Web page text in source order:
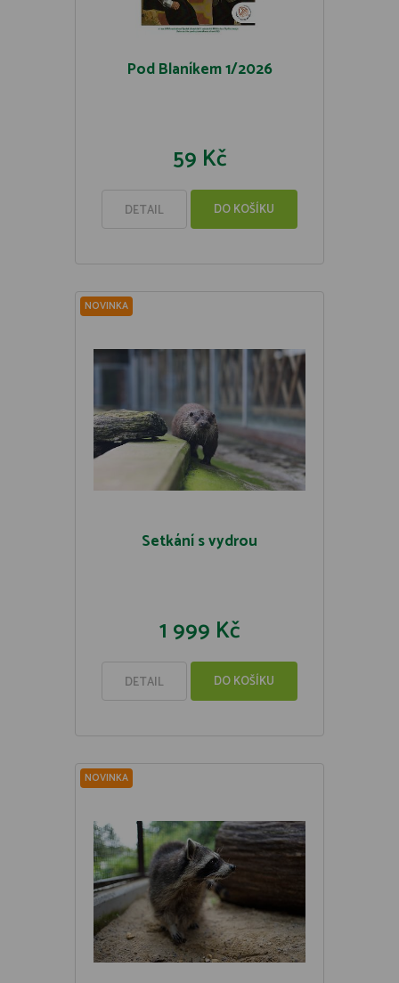
Pod Blaníkem 1/2026
59 Kč
DETAIL DO KOŠÍKU
NOVINKA
Setkání s vydrou
1 999 Kč
DETAIL DO KOŠÍKU
NOVINKA